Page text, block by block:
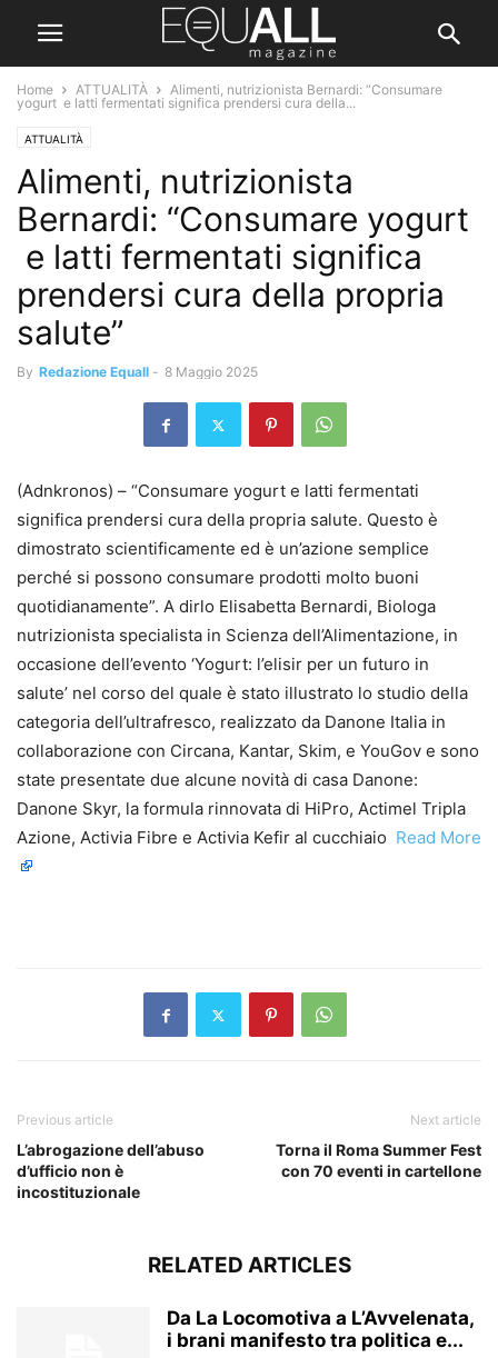
Home ATTUALITÀ
Alimenti, nutrizionista Bernardi: “Consumare
yogurt e latti fermentati significa prendersi cura della...
ATTUALITÀ
Alimenti, nutrizionista
Bernardi: “Consumare yogurt
e latti fermentati significa
prendersi cura della propria
salute”
By Redazione Equall - 8 Maggio 2025
(Adnkronos) – “Consumare yogurt e latti fermentati
significa prendersi cura della propria salute. Questo è
dimostrato scientificamente ed è un’azione semplice
perché si possono consumare prodotti molto buoni
quotidianamente”. A dirlo Elisabetta Bernardi, Biologa
nutrizionista specialista in Scienza dell’Alimentazione, in
occasione dell’evento ‘Yogurt: l’elisir per un futuro in
salute’ nel corso del quale è stato illustrato lo studio della
categoria dell’ultrafresco, realizzato da Danone Italia in
collaborazione con Circana, Kantar, Skim, e YouGov e sono
state presentate due alcune novità di casa Danone:
Danone Skyr, la formula rinnovata di HiPro, Actimel Tripla
Azione, Activia Fibre e Activia Kefir al cucchiaio ​ Read More
Previous article
L’abrogazione dell’abuso
d’ufficio non è
incostituzionale
Next article
Torna il Roma Summer Fest
con 70 eventi in cartellone
RELATED ARTICLES
Da La Locomotiva a L’Avvelenata,
i brani manifesto tra politica e...